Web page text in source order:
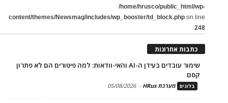
/home/hrusco/public_html/wp-
content/themes/Newsmag/includes/wp_booster/td_block.php on line
248
כתבות אחרונות
שימור עובדים בעידן ה-AI והאי-וודאות: למה פיטורים הם לא פתרון
קסם
בלוגים מערכת HRus -
05/08/2026